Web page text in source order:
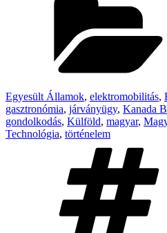
Egyesült Államok, elektromobilitás,
gasztronómia, járványügy, Kanada
gondolkodás, Külföld, magyar,
Technológia, történelem